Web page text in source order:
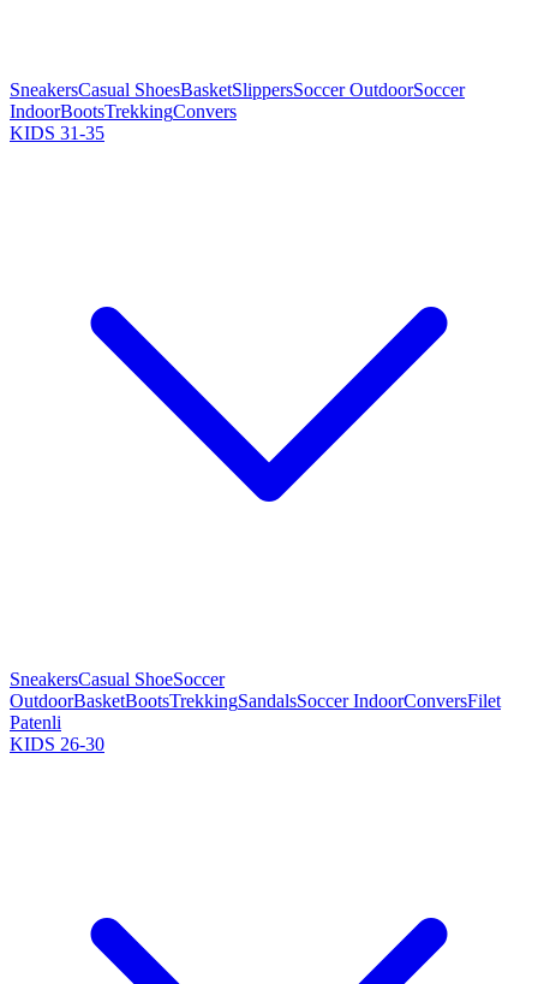
SneakersCasual ShoesBasketSlippersSoccer OutdoorSoccer
IndoorBootsTrekkingConvers
KIDS 31-35
SneakersCasual ShoeSoccer
OutdoorBasketBootsTrekkingSandalsSoccer IndoorConversFilet
Patenli
KIDS 26-30